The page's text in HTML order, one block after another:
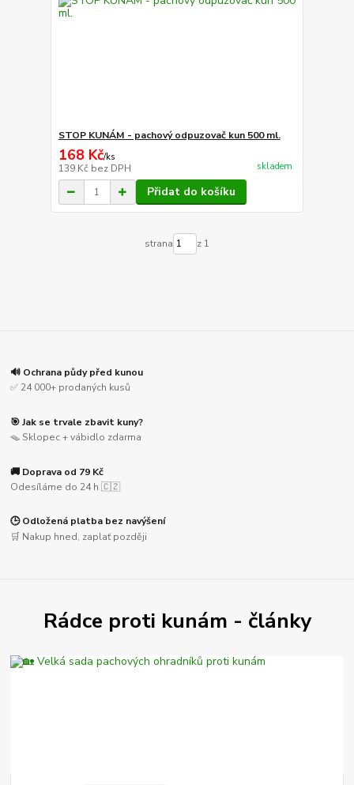
STOP KUNÁM - pachový odpuzovač kun 500 ml.
168 Kč/ks
139 Kč bez DPH skladem
Přidat do košíku
strana z 1
🔊 Ochrana půdy před kunou
✅ 24 000+ prodaných kusů
🎯 Jak se trvale zbavit kuny?
🪤 Sklopec + vábidlo zdarma
🚚 Doprava od 79 Kč
Odesíláme do 24 h 🇨🇿
🕒 Odložená platba bez navýšení
🛒 Nakup hned, zaplať později
Rádce proti kunám - články